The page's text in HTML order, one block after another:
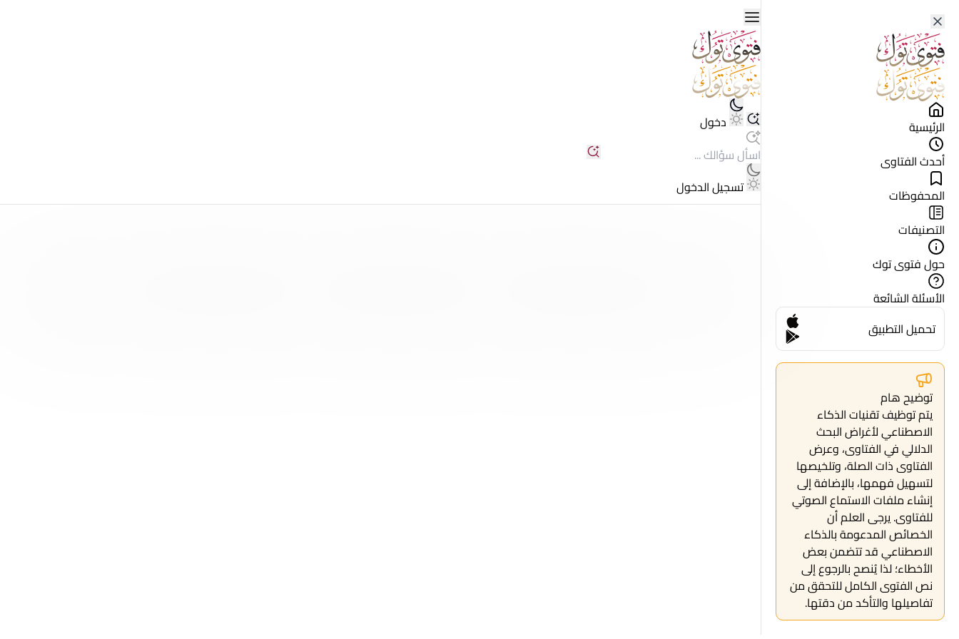
الرئيسية
أحدث الفتاوى
المحفوظات
التصنيفات
حول فتوى توك
الأسئلة الشائعة
تحميل التطبيق
توضيح هام
يتم توظيف تقنيات الذكاء
الاصطناعي لأغراض البحث
الدلالي في الفتاوى، وعرض
الفتاوى ذات الصلة، وتلخيصها
لتسهيل فهمها، بالإضافة إلى
إنشاء ملفات الاستماع الصوتي
للفتاوى. يرجى العلم أن
الخصائص المدعومة بالذكاء
الاصطناعي قد تتضمن بعض
الأخطاء؛ لذا يُنصح بالرجوع إلى
نص الفتوى الكامل للتحقق من
تفاصيلها والتأكد من دقتها.
دخول
تسجيل الدخول